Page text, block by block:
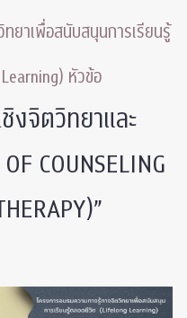
ยาเพื่อสนับสนุนการเรียนรู้
หัวข้อ
งจิตวิทยาและ
COUNSELING